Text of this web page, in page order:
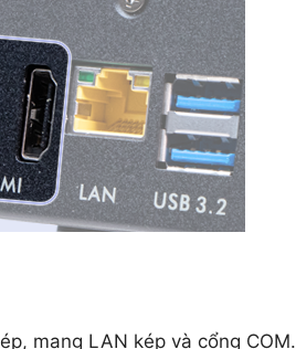
mạng LAN kép và cổng COM.